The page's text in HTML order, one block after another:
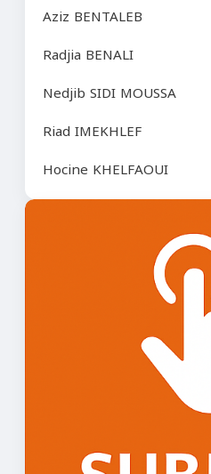
Aziz BENTALEB
Radjia BENALI
Nedjib SIDI MOUSSA
Riad IMEKHLEF
Hocine KHELFAOUI